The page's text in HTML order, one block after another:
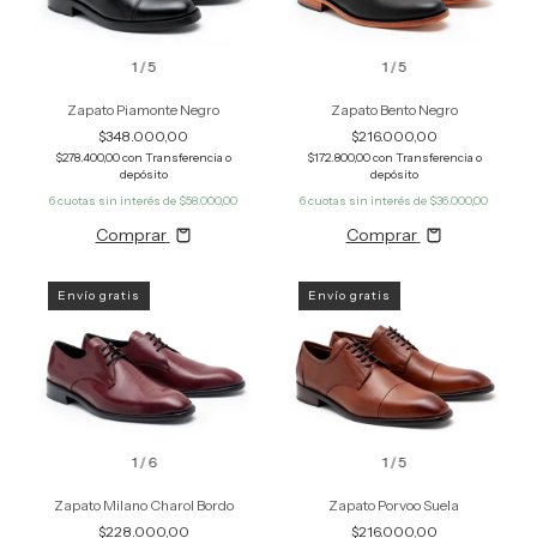
1 /5
Zapato Piamonte Negro
$348.000,00
$278.400,00con Transferencia o
depósito
6cuotas sin interés de $58.000,00
Comprar
1 /5
Zapato Bento Negro
$216.000,00
$172.800,00con Transferencia o
depósito
6cuotas sin interés de $36.000,00
Comprar
1 /6
Envío gratis
Zapato Milano Charol Bordo
$228.000,00
1 /5
Envío gratis
Zapato Porvoo Suela
$216.000,00